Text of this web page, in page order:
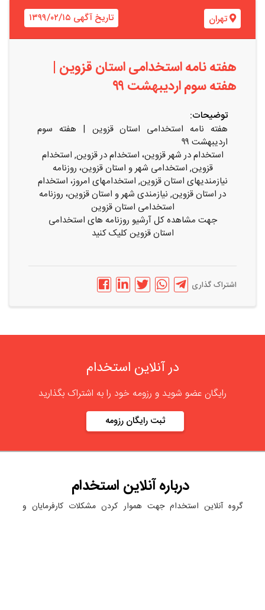
تهران تاریخ آگهی ۱۳۹۹/۰۲/۱۵
هفته نامه استخدامی استان قزوین |
هفته سوم اردیبهشت ۹۹
توضیحات:
هفته نامه استخدامی استان قزوین | هفته سوم
اردیبهشت ۹۹
استخدام در شهر قزوین، استخدام در قزوین, استخدام
قزوین, استخدامی شهر و استان قزوین، روزنامه
نیازمندیهای استان قزوین, استخدامهای امروز، استخدام
در استان قزوین, نیازمندی شهر و استان قزوین، روزنامه
استخدامی استان قزوین
جهت مشاهده کل آرشیو روزنامه های استخدامی
استان قزوین کلیک کنید
اشتراک گذاری
در آنلاین استخدام
رایگان عضو شوید و رزومه خود را به اشتراک بگذارید
ثبت رایگان رزومه
دربارهآنلاین استخدام
گروه آنلاین استخدام جهت هموار کردن مشکلات کارفرمایان و